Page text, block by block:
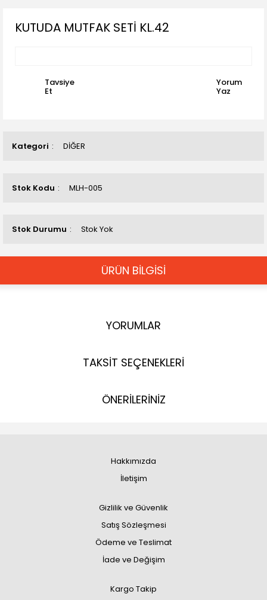
Kategori DİĞER
Stok Kodu MLH-005
Stok Durumu Stok Yok
KUTUDA MUTFAK SETİ KL.42
Tavsiye
Et
Yorum
Yaz
ÜRÜN BİLGİSİ
YORUMLAR
TAKSİT SEÇENEKLERİ
ÖNERİLERİNİZ
Hakkımızda
İletişim
Gizlilik ve Güvenlik
Satış Sözleşmesi
Ödeme ve Teslimat
İade ve Değişim
Kargo Takip